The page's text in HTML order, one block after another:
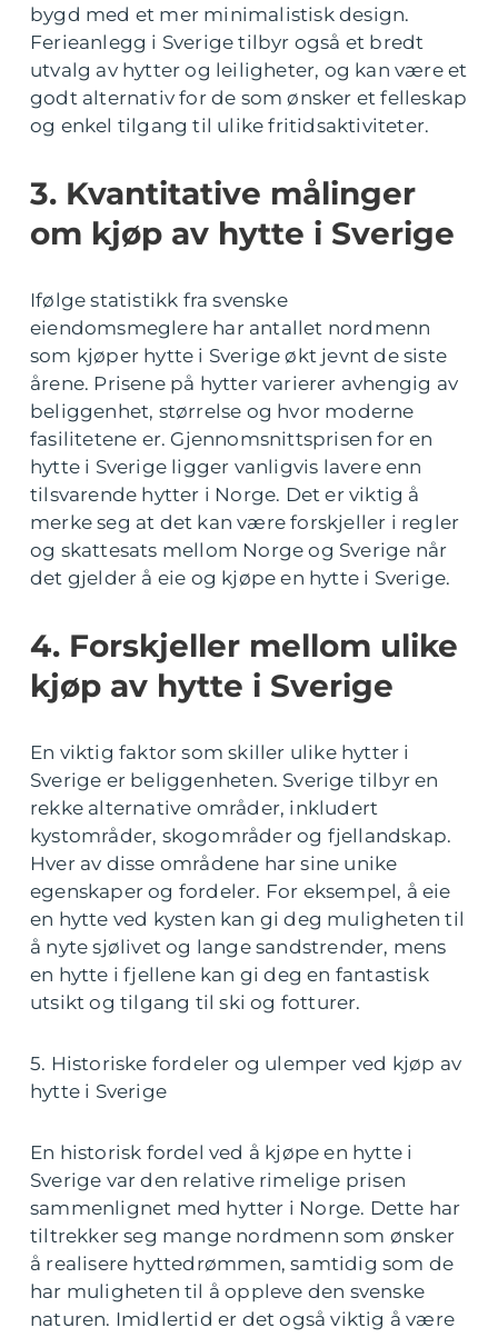
bygd med et mer minimalistisk design.
Ferieanlegg i Sverige tilbyr også et bredt
utvalg av hytter og leiligheter, og kan være et
godt alternativ for de som ønsker et felleskap
og enkel tilgang til ulike fritidsaktiviteter.
3. Kvantitative målinger
om kjøp av hytte i Sverige
Ifølge statistikk fra svenske
eiendomsmeglere har antallet nordmenn
som kjøper hytte i Sverige økt jevnt de siste
årene. Prisene på hytter varierer avhengig av
beliggenhet, størrelse og hvor moderne
fasilitetene er. Gjennomsnittsprisen for en
hytte i Sverige ligger vanligvis lavere enn
tilsvarende hytter i Norge. Det er viktig å
merke seg at det kan være forskjeller i regler
og skattesats mellom Norge og Sverige når
det gjelder å eie og kjøpe en hytte i Sverige.
4. Forskjeller mellom ulike
kjøp av hytte i Sverige
En viktig faktor som skiller ulike hytter i
Sverige er beliggenheten. Sverige tilbyr en
rekke alternative områder, inkludert
kystområder, skogområder og fjellandskap.
Hver av disse områdene har sine unike
egenskaper og fordeler. For eksempel, å eie
en hytte ved kysten kan gi deg muligheten til
å nyte sjølivet og lange sandstrender, mens
en hytte i fjellene kan gi deg en fantastisk
utsikt og tilgang til ski og fotturer.
5. Historiske fordeler og ulemper ved kjøp av
hytte i Sverige
En historisk fordel ved å kjøpe en hytte i
Sverige var den relative rimelige prisen
sammenlignet med hytter i Norge. Dette har
tiltrekker seg mange nordmenn som ønsker
å realisere hyttedrømmen, samtidig som de
har muligheten til å oppleve den svenske
naturen. Imidlertid er det også viktig å være